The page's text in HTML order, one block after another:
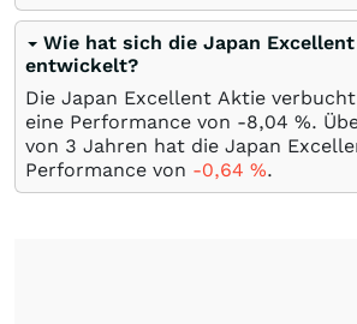
Wie hat sich die Japan
entwickelt?
Die Japan Excellent Aktie
eine Performance von -8,04 %.
von 3 Jahren hat die Japan
Performance von -0,64 %.